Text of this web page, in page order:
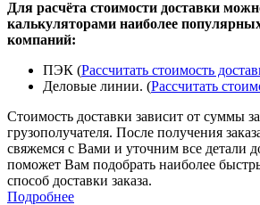
Для расчёта стоимости доставки
калькуляторами наиболее
компаний:
ПЭК (Рассчитать стоимость
Деловые линии. (Рассчитать
Стоимость доставки зависит от суммы
грузополучателя. После получения
свяжемся с Вами и уточним все детали
поможет Вам подобрать наиболее
способ доставки заказа.
Подробнее